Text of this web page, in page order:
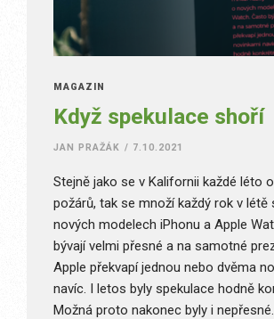
MAGAZÍN
Když spekulace shoří
JAN PRAŽÁK / 7.10.2021
Stejně jako se v Kalifornii každé léto
požárů, tak se množí každý rok v létě
nových modelech iPhonu a Apple
bývají velmi přesné a na samotné
Apple překvapí jednou nebo dvěma
navíc. I letos byly spekulace hodně
Možná proto nakonec byly i nepřesné.